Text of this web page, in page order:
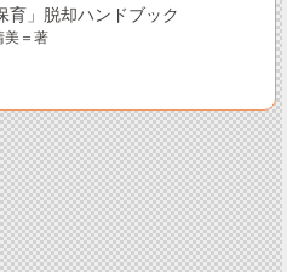
育」脱却ハンドブック
美＝著